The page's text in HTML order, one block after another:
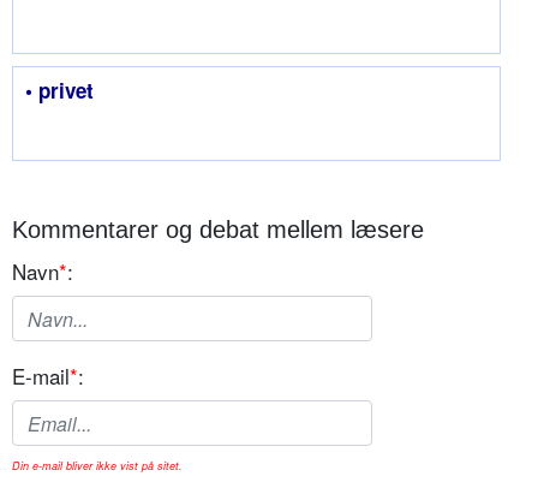
• privet
Kommentarer og debat mellem læsere
Navn*:
E-mail*:
Din e-mail bliver ikke vist på sitet.